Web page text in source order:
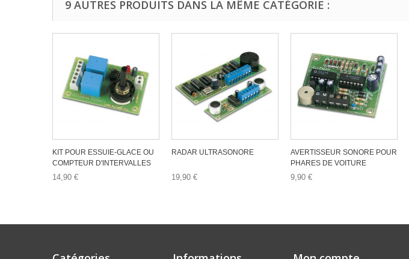
9 AUTRES PRODUITS DANS LA MÊME CATÉGORIE :
KIT POUR ESSUIE-GLACE OU
COMPTEUR D'INTERVALLES
14,90 €
RADAR ULTRASONORE
19,90 €
AVERTISSEUR SONORE POUR
PHARES DE VOITURE
9,90 €